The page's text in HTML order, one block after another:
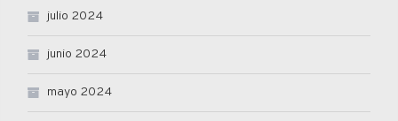
julio 2024
junio 2024
mayo 2024